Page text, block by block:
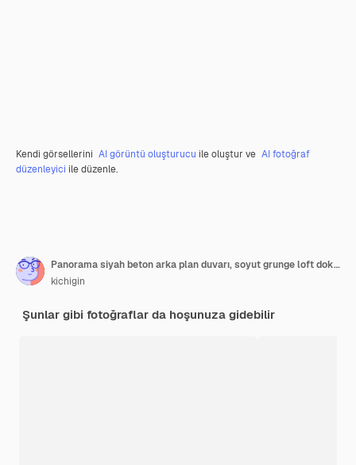
Kendi görsellerini AI görüntü oluşturucu ile oluştur ve AI fotoğraf
düzenleyici ile düzenle.
Panorama siyah beton arka plan duvarı, soyut grunge loft dokusu
kichigin
Şunlar gibi fotoğraflar da hoşunuza gidebilir